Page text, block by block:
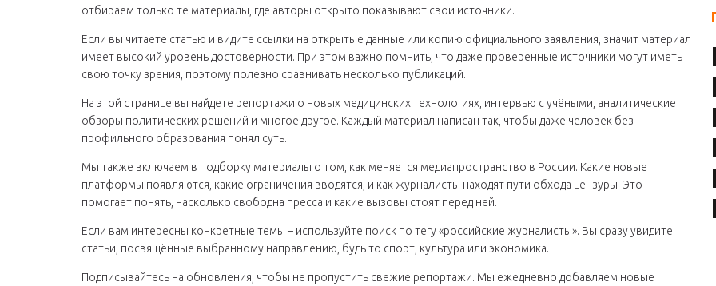
отбираем только те материалы, где авторы открыто показывают свои источники.
Если вы читаете статью и видите ссылки на открытые данные или копию официального заявления, значит материал
имеет высокий уровень достоверности. При этом важно помнить, что даже проверенные источники могут иметь
свою точку зрения, поэтому полезно сравнивать несколько публикаций.
На этой странице вы найдете репортажи о новых медицинских технологиях, интервью с учёными, аналитические
обзоры политических решений и многое другое. Каждый материал написан так, чтобы даже человек без
профильного образования понял суть.
Мы также включаем в подборку материалы о том, как меняется медиапространство в России. Какие новые
платформы появляются, какие ограничения вводятся, и как журналисты находят пути обхода цензуры. Это
помогает понять, насколько свободна пресса и какие вызовы стоят перед ней.
Если вам интересны конкретные темы – используйте поиск по тегу «российские журналисты». Вы сразу увидите
статьи, посвящённые выбранному направлению, будь то спорт, культура или экономика.
Подписывайтесь на обновления, чтобы не пропустить свежие репортажи. Мы ежедневно добавляем новые